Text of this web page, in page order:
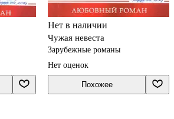
Нет в наличии
Чужая невеста
Зарубежные романы
Нет оценок
Похожее